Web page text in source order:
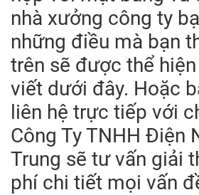
nhà xưởng công ty
những điều mà bạn
trên sẽ được thể
viết dưới đây. Hoặc
liên hệ trực tiếp với
Công Ty TNHH Điện
Trung sẽ tư vấn giải
phí chi tiết mọi vấn